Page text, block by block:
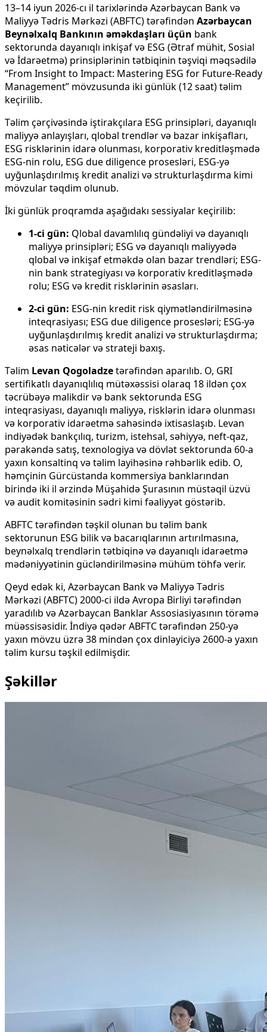
13–14 iyun 2026-cı il tarixlərində Azərbaycan Bank və
Maliyyə Tədris Mərkəzi (ABFTC) tərəfindən Azərbaycan
Beynəlxalq Bankının əməkdaşları üçün bank
sektorunda dayanıqlı inkişaf və ESG (Ətraf mühit, Sosial
və İdarəetmə) prinsiplərinin tətbiqinin təşviqi məqsədilə
“From Insight to Impact: Mastering ESG for Future-Ready
Management” mövzusunda iki günlük (12 saat) təlim
keçirilib.
Təlim çərçivəsində iştirakçılara ESG prinsipləri, dayanıqlı
maliyyə anlayışları, qlobal trendlər və bazar inkişafları,
ESG risklərinin idarə olunması, korporativ kreditləşmədə
ESG-nin rolu, ESG due diligence prosesləri, ESG-yə
uyğunlaşdırılmış kredit analizi və strukturlaşdırma kimi
mövzular təqdim olunub.
İki günlük proqramda aşağıdakı sessiyalar keçirilib:
1-ci gün: Qlobal davamlılıq gündəliyi və dayanıqlı
maliyyə prinsipləri; ESG və dayanıqlı maliyyədə
qlobal və inkişaf etməkdə olan bazar trendləri; ESG-
nin bank strategiyası və korporativ kreditləşmədə
rolu; ESG və kredit risklərinin əsasları.
2-ci gün: ESG-nin kredit risk qiymətləndirilməsinə
inteqrasiyası; ESG due diligence prosesləri; ESG-yə
uyğunlaşdırılmış kredit analizi və strukturlaşdırma;
əsas nəticələr və strateji baxış.
Təlim Levan Qogoladzetərəfindən aparılıb. O, GRI
sertifikatlı dayanıqlılıq mütəxəssisi olaraq 18 ildən çox
təcrübəyə malikdir və bank sektorunda ESG
inteqrasiyası, dayanıqlı maliyyə, risklərin idarə olunması
və korporativ idarəetmə sahəsində ixtisaslaşıb. Levan
indiyədək bankçılıq, turizm, istehsal, səhiyyə, neft-qaz,
pərakəndə satış, texnologiya və dövlət sektorunda 60-a
yaxın konsaltinq və təlim layihəsinə rəhbərlik edib. O,
həmçinin Gürcüstanda kommersiya banklarından
birində iki il ərzində Müşahidə Şurasının müstəqil üzvü
və audit komitəsinin sədri kimi fəaliyyət göstərib.
ABFTC tərəfindən təşkil olunan bu təlim bank
sektorunun ESG bilik və bacarıqlarının artırılmasına,
beynəlxalq trendlərin tətbiqinə və dayanıqlı idarəetmə
mədəniyyətinin gücləndirilməsinə mühüm töhfə verir.
Qeyd edək ki, Azərbaycan Bank və Maliyyə Tədris
Mərkəzi (ABFTC) 2000-ci ildə Avropa Birliyi tərəfindən
yaradılıb və Azərbaycan Banklar Assosiasiyasının törəmə
müəssisəsidir. İndiyə qədər ABFTC tərəfindən 250-yə
yaxın mövzu üzrə 38 mindən çox dinləyiciyə 2600-ə yaxın
təlim kursu təşkil edilmişdir.
Şəkillər